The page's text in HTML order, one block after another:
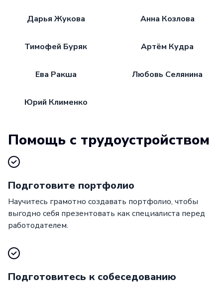
Дарья Жукова Анна Козлова
Тимофей Буряк Артём Кудра
Ева Ракша Любовь Селянина
Юрий Клименко
Помощь с трудоустройством
Подготовите портфолио
Научитесь грамотно создавать портфолио, чтобы
выгодно себя презентовать как специалиста перед
работодателем.
Подготовитесь к собеседованию